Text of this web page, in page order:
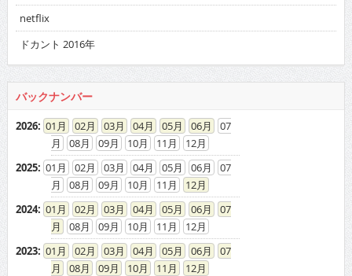
netflix
ドカント 2016年
バックナンバー
2026: 01 02 03 04 05 06
07
08
09 10 11
12
2025: 01 02 03 04 05 06
07
08
09 10 11
12
2024: 01 02 03 04 05 06
07
08
09 10 11
12
2023: 01 02 03 04 05 06
07
08
09 10 11
12